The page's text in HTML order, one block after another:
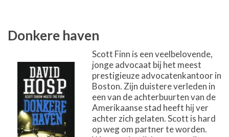
Donkere haven
Scott Finn is een veelbelovende,
jonge advocaat bij het meest
prestigieuze advocatenkantoor in
Boston. Zijn duistere verleden in
een van de achterbuurten van de
Amerikaanse stad heeft hij ver
achter zich gelaten. Scott is hard
op weg om partner te worden.